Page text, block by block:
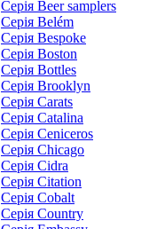
Серія Beer samplers
Серія Belém
Серія Bespoke
Серія Boston
Серія Bottles
Серія Brooklyn
Серія Carats
Серія Catalina
Серія Ceniceros
Серія Chicago
Серія Cidra
Серія Citation
Серія Cobalt
Серія Country